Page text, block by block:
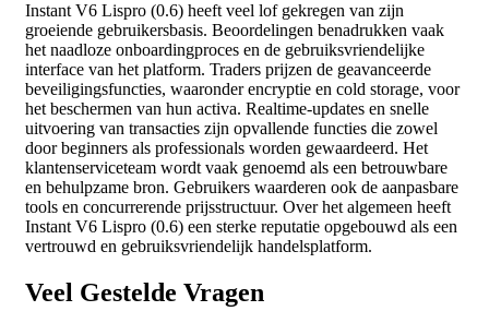
Instant V6 Lispro (0.6) heeft veel lof gekregen van zijn
groeiende gebruikersbasis. Beoordelingen benadrukken vaak
het naadloze onboardingproces en de gebruiksvriendelijke
interface van het platform. Traders prijzen de geavanceerde
beveiligingsfuncties, waaronder encryptie en cold storage, voor
het beschermen van hun activa. Realtime-updates en snelle
uitvoering van transacties zijn opvallende functies die zowel
door beginners als professionals worden gewaardeerd. Het
klantenserviceteam wordt vaak genoemd als een betrouwbare
en behulpzame bron. Gebruikers waarderen ook de aanpasbare
tools en concurrerende prijsstructuur. Over het algemeen heeft
Instant V6 Lispro (0.6) een sterke reputatie opgebouwd als een
vertrouwd en gebruiksvriendelijk handelsplatform.
Veel Gestelde Vragen